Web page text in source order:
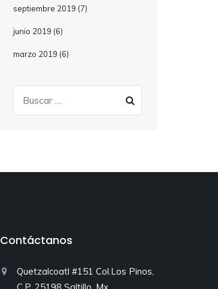
septiembre 2019 (7)
junio 2019 (6)
marzo 2019 (6)
Contáctanos
Quetzalcoatl #151 Col.Los Pinos,